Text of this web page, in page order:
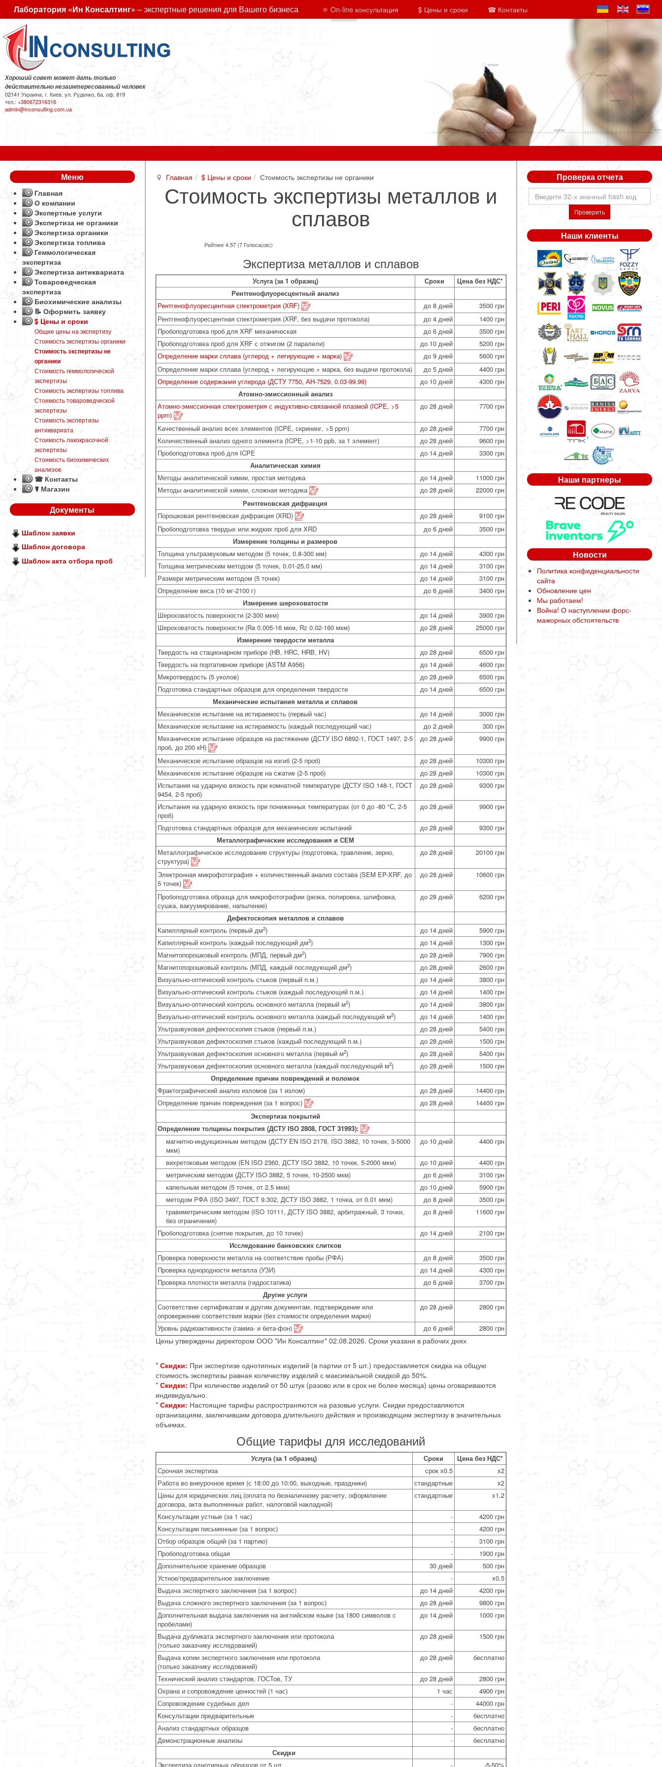
Лаборатория «Ин Консалтинг» – экспертные решения для Вашего бизнеса ⚛ On-line консультация $ Цены и сроки ☎ Контакты
Хороший совет может дать только
действительно незаинтересованный человек
02141 Украина, г. Киев, ул. Руденко, 6а, оф. 819
тел.:+380672316316
admin@inconsulting.com.ua
Главная $ Цены и сроки Стоимость экспертизы не органики
Стоимость экспертизы металлов и
сплавов
Рейтинг 4.57 (7 Голоса(ов))
Экспертиза металлов и сплавов
Услуга (за 1 образец) Сроки
Цена без НДС*
Рентгенофлуоресцентный анализ
Рентгенофлуоресцентная спектрометрия (XRF)
до 8 дней
3500 грн
Рентгенофлуоресцентная спектрометрия (XRF, без выдачи протокола)
до 4 дней
1400 грн
Пробоподготовка проб для XRF механическая
до 6 дней
3500 грн
Пробоподготовка проб для XRF с отжигом (2 паралели)
до 10 дней
5200 грн
Определение марки сплава (углерод + легирующие + марка)
до 9 дней
5600 грн
Определение марки сплава (углерод + легирующие + марка, без выдачи протокола)
до 5 дней
4400 грн
Определение содержания углерода (ДСТУ 7750, АН-7529, 0.03-99.99)
до 10 дней
4300 грн
Атомно-эмиссионный анализ
Атомно-эмиссионная спектрометрия с индуктивно-связанной плазмой (ICPE, >5
ppm)
до 28 дней 7700 грн
Качественный анализ всех элементов (ICPE, скрининг, >5 ppm) до 28 дней
7700 грн
Количественный анализ одного элемента (ICPE, >1-10 ppb, за 1 элемент)
до 28 дней
9600 грн
Пробоподготовка проб для ICPE
до 14 дней
3300 грн
Аналитическая химия
Методы аналитической химии, простая методика
до 14 дней
11000 грн
Методы аналитической химии, сложная методика
до 28 дней
22000 грн
Рентгеновская дифракция
Порошковая рентгеновская дифракция (XRD)
до 28 дней
9100 грн
Пробоподготовка твердых или жидких проб для XRD
до 6 дней
3500 грн
Измерение толщины и размеров
Толщина ультразвуковым методом (5 точек, 0.8-300 мм)
до 14 дней
4300 грн
Толщина метрическим методом (5 точек, 0.01-25.0 мм)
до 14 дней
3100 грн
Размери метрическим методом (5 точек)
до 14 дней
3100 грн
Определение веса (10 мг-2100 г)
до 6 дней
3400 грн
Измерение шероховатости
Шероховатость поверхности (2-300 мкм)
до 14 дней
3900 грн
Шероховатость поверхности (Ra 0.005-16 мкм, Rz 0.02-160 мкм)
до 28 дней
25000 грн
Измерение твердости металла
Твердость на стационарном приборе (HB, HRC, HRB, HV)
до 28 дней
6500 грн
Твердость на портативном приборе (ASTM A956)
до 14 дней
4600 грн
Микротвердость (5 уколов)
до 28 дней
6500 грн
Подготовка стандартных образцов для определения твердости
до 14 дней
6500 грн
Механические испытания металла и сплавов
Механическое испытание на истираемость (первый час)
до 14 дней
3000 грн
Механическое испытание на истираемость (каждый последующий час)
до 2 дней
300 грн
Механическое испытание образцов на растяжение (ДСТУ ISO 6892-1, ГОСТ 1497, 2-5
проб, до 200 кН)
до 28 дней 9900 грн
Механическое испытание образцов на изгиб (2-5 проб) до 28 дней
10300 грн
Механическое испытание образцов на сжатие (2-5 проб)
до 28 дней
10300 грн
Испытания на ударную вязкость при комнатной температуре (ДСТУ ISO 148-1, ГОСТ
9454, 2-5 проб)
до 28 дней 9300 грн
Испытания на ударную вязкость при пониженных температурах (от 0 до -80 °С, 2-5
проб)
до 28 дней 9900 грн
Подготовка стандартных образцов для механических испытаний до 28 дней
9300 грн
Металлографические исследования и СЕМ
Металлографическое исследование структуры (подготовка, травление, зерно,
структура)
до 28 дней 20100 грн
Электронная микрофотография + количественный анализ состава (SEM EP-XRF, до
5 точек)
до 28 дней 10600 грн
Пробоподготовка образца для микрофотографии (резка, полировка, шлифовка,
сушка, вакуумирование, напыление)
до 28 дней 6200 грн
Дефектоскопия металлов и сплавов
Капиллярный контроль (первый дм2) до 14 дней
5900 грн
Капиллярный контроль (каждый последующий дм2) до 14 дней
1300 грн
Магнитопорошковый контроль (МПД, первый дм2) до 28 дней
7900 грн
Магнитопорошковый контроль (МПД, каждый последующий дм2) до 28 дней
2600 грн
Визуально-оптический контроль стыков (первый п.м.)
до 14 дней
3800 грн
Визуально-оптический контроль стыков (каждый последующий п.м.)
до 14 дней
1400 грн
Визуально-оптический контроль основного металла (первый м2) до 14 дней
3800 грн
Визуально-оптический контроль основного металла (каждый последующий м2) до 14 дней
1400 грн
Ультразвуковая дефектоскопия стыков (первый п.м.)
до 28 дней
5400 грн
Ультразвуковая дефектоскопия стыков (каждый последующий п.м.)
до 28 дней
1500 грн
Ультразвуковая дефектоскопия основного металла (первый м2) до 28 дней
5400 грн
Ультразвуковая дефектоскопия основного металла (каждый последующий м2) до 28 дней
1500 грн
Определение причин повреждений и поломок
Фрактографический анализ изломов (за 1 излом)
до 28 дней
14400 грн
Определение причин повреждения (за 1 вопрос)
до 28 дней
14400 грн
Экспертиза покрытий
Определение толщины покрытия (ДСТУ ISO 2808, ГОСТ 31993):
магнитно-индукционным методом (ДСТУ EN ISO 2178, ISO 3882, 10 точек, 3-5000
мкм)
до 10 дней 4400 грн
вихретоковым методом (EN ISO 2360, ДСТУ ISO 3882, 10 точек, 5-2000 мкм) до 10 дней
4400 грн
метрическим методом (ДСТУ ISO 3882, 5 точек, 10-2500 мкм)
до 6 дней
3100 грн
капельным методом (5 точек, от 2.5 мкм)
до 10 дней
5900 грн
методом РФА (ISO 3497, ГОСТ 9.302, ДСТУ ISO 3882, 1 точка, от 0.01 мкм)
до 8 дней
3500 грн
гравиметрическим методом (ISO 10111, ДСТУ ISO 3882, арбитражный, 3 точки,
без ограничения)
до 8 дней 11600 грн
Пробоподготовка (снятие покрытия, до 10 точек) до 14 дней
2100 грн
Исследование банковских слитков
Проверка поверхности металла на соответствие пробы (РФА)
до 8 дней
3500 грн
Проверка однородности металла (УЗИ)
до 14 дней
4300 грн
Проверка плотности металла (гидростатика)
до 6 дней
3700 грн
Другие услуги
Соответствие сертификатам и другим документам, подтверждение или
опровержение соответствия марки (без стоимости определения марки)
до 28 дней 2800 грн
Уровнь радиоактивности (гамма- и бета-фон) до 6 дней 2800 грн
Цены утверждены директором ООО "Ин Консалтинг" 02.08.2026. Сроки указани в рабочих днях
* Скидки: При экспертизе однотипных изделий (в партии от 5 шт.) предоставляется скидка на общую
стоимость экспертизы равная количеству изделий с максимальной скидкой до 50%.
* Скидки: При количестве изделий от 50 штук (разово или в срок не более месяца) цены оговариваются
индивидуально.
* Скидки: Настоящие тарифы распространяются на разовые услуги. Скидки предоставляются
организациям, заключившим договора длительного действия и производящим экспертизу в значительных
объемах.
Общие тарифы для исследований
Услуга (за 1 образец) Сроки
Цена без НДС*
Срочная экспертиза
срок х0.5
x2
Работа во внеурочное время (с 18:00 до 10:00, выходные, праздники)
стандартные
x2
Цены для юридических лиц (оплата по безналичному расчету, оформление
договора, акта выполненных работ, налоговой накладной)
стандартные x1.2
Консультации устные (за 1 час) -
4200 грн
Консультации письменные (за 1 вопрос)
-
4200 грн
Отбор образцов общий (за 1 партию)
-
3100 грн
Пробоподготовка общая
-
1900 грн
Дополнительное хранение образцов
30 дней
500 грн
Устное/предварительное заключение
-
x0.5
Выдача экспертного заключения (за 1 вопрос)
до 14 дней
4200 грн
Выдача сложного экспертного заключения (за 1 вопрос)
до 28 дней
9800 грн
Дополнительная выдача заключения на английском языке (за 1800 символов с
пробелами)
до 14 дней 1000 грн
Выдача дубликата экспертного заключения или протокола
(только заказчику исследований)
до 28 дней 1500 грн
Выдача копии экспертного заключения или протокола
(только заказчику исследований)
до 28 дней бесплатно
Технический анализ стандартов, ГОСТов, ТУ до 28 дней
2800 грн
Охрана и сопровождение ценностей (1 час)
1 час
4900 грн
Сопровождение судебных дел
-
44000 грн
Консультации предварительные
-
бесплатно
Анализ стандартных образцов
-
бесплатно
Демонстрационные анализы
-
бесплатно
Скидки
Экспертиза однотипных образцов от 5 шт.
- -5-50%
Меню
Главная
О компании
Экспертные услуги
Экспертиза не органики
Экспертиза органики
Экспертиза топлива
Геммологическая
экспертиза
Экспертиза антиквариата
Товароведческая
экспертиза
Биохимические анализы
📝 Оформить заявку
$ Цены и сроки
Общие цены на экспертизу
Стоимость экспертизы органики
Стоимость экспертизы не
органики
Стоимость геммологической
экспертизы
Стоимость экспертизы топлива
Стоимость товароведческой
экспертизы
Стоимость экспертизы
антиквариата
Стоимость лакокрасочной
экспертизы
Стоимость биохимических
анализов
☎ Контакты
☤ Магазин
Документы
Шаблон заявки
Шаблон договора
Шаблон акта отбора проб
Проверка отчета
Проверить
Наши клиенты
Наши партнеры
Новости
Политика конфиденциальности
сайта
Обновление цен
Мы работаем!
Война! О наступлении форс-
мажорных обстоятельств